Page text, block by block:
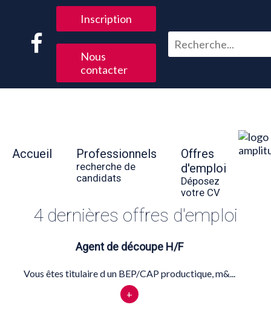
Inscription
Nous
contacter
Accueil Professionnels
recherche de
candidats
Offres
d'emploi
Déposez
votre CV
4 dernières offres d'emploi
Agent de découpe H/F
Vous êtes titulaire d un BEP/CAP productique, m&...
+